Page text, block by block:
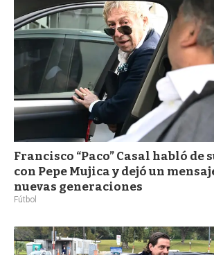
Francisco “Paco” Casal habló de
con Pepe Mujica y dejó un
nuevas generaciones
Fútbol